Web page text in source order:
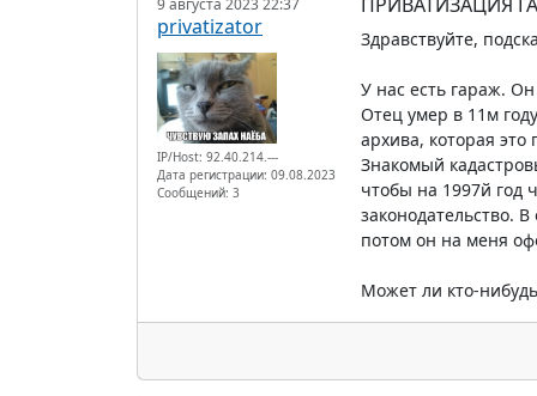
9 августа 2023 22:37
privatizator
IP/Host: 92.40.214.---
Дата регистрации: 09.08.2023
Сообщений: 3
Здравствуйте,
У нас есть гараж.
Отец умер в 11м
архива, которая это
Знакомый
чтобы на 1997й год
законодательство.
потом он на меня
Может ли кто-нибудь